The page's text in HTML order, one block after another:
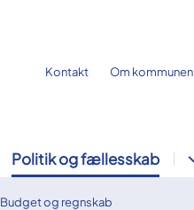
Kontakt Om kommunen
Politik og fællesskab
Budget og regnskab